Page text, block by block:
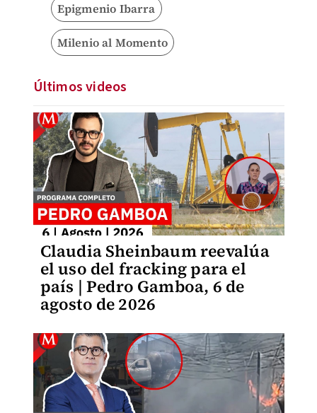
Epigmenio Ibarra
Milenio al Momento
Últimos videos
Claudia Sheinbaum reevalúa
el uso del fracking para el
país | Pedro Gamboa, 6 de
agosto de 2026